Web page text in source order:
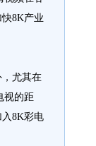
8K产业
尤其在
视的距
8K彩电